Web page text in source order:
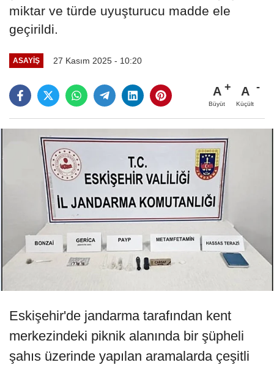
miktar ve türde uyuşturucu madde ele
geçirildi.
ASAYIŞ 27 Kasım 2025 - 10:20
A
Büyüt
A
Küçült
Eskişehir'de jandarma tarafından kent
merkezindeki piknik alanında bir şüpheli
şahıs üzerinde yapılan aramalarda çeşitli